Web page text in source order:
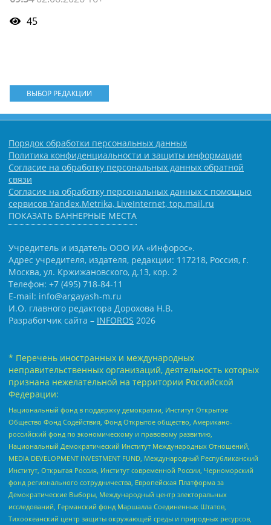
45
ВЫБОР РЕДАКЦИИ
Порядок обработки персональных данных
Политика конфиденциальности и защиты информации
Согласие на обработку персональных данных обратной
связи
Согласие на обработку персональных данных с помощью
сервисов Yandex.Metrika, LiveInternet, top.mail.ru
ПОКАЗАТЬ БАННЕРНЫЕ МЕСТА
Учредитель и издатель ООО ИА «Инфорос».
Адрес учредителя, издателя, редакции: 117218, Россия, г.
Москва, ул. Кржижановского, д.13, кор. 2
Телефон: +7 (495) 718-84-11
E-mail: info@argayash-m.ru
И.О. главного редактора Дорохова Н.В.
Разработчик сайта – INFOROS 2026
* Перечень иностранных и международных
неправительственных организаций, деятельность которых
признана нежелательной на территории Российской
Федерации:
Национальный фонд в поддержку демократии, Институт Открытое
Общество Фонд Содействия, Фонд Открытое общество, Американо-
российский фонд по экономическому и правовому развитию,
Национальный Демократический Институт Международных Отношений,
MEDIA DEVELOPMENT INVESTMENT FUND, Международный Республиканский
Институт, Открытая Россия, Институт современной России, Черноморский
фонд регионального сотрудничества, Европейская Платформа за
Демократические Выборы, Международный центр электоральных
исследований, Германский фонд Маршалла Соединенных Штатов,
Тихоокеанский центр защиты окружающей среды и природных ресурсов,